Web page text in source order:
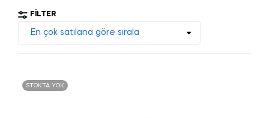
FILTER
STOKTA YOK